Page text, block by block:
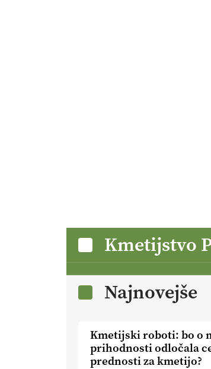
Kmetijstvo
Najnovejše
Kmetijski roboti: bo o
prihodnosti odločala
prednosti za kmetijo?